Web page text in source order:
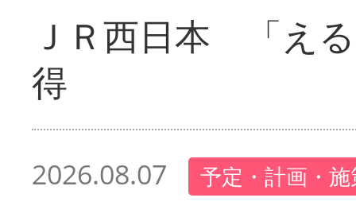
ＪＲ西日本 「え
得
2026.08.07 予定・計画・